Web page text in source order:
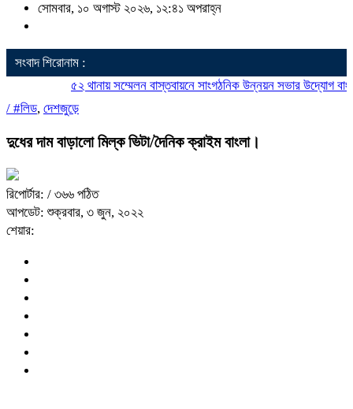
সোমবার, ১০ অগাস্ট ২০২৬, ১২:৪১ অপরাহ্ন
সংবাদ শিরোনাম :
৫২ থানায় সম্মেলন বাস্তবায়নে সাংগঠনিক উন্নয়ন সভার উদ্যোগ
/ #লিড, দেশজুড়ে
দুধের দাম বাড়ালো মিল্ক ভিটা/দৈনিক ক্রাইম বাংলা।
রিপোর্টার: / ৩৬৬ পঠিত
আপডেট: শুক্রবার, ৩ জুন, ২০২২
শেয়ার: